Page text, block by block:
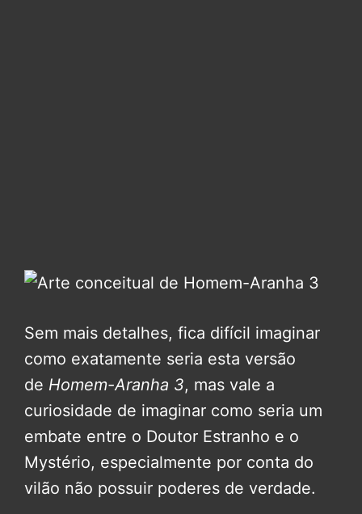
Sem mais detalhes, fica difícil imaginar
como exatamente seria esta versão
de Homem-Aranha 3, mas vale a
curiosidade de imaginar como seria um
embate entre o Doutor Estranho e o
Mystério, especialmente por conta do
vilão não possuir poderes de verdade.